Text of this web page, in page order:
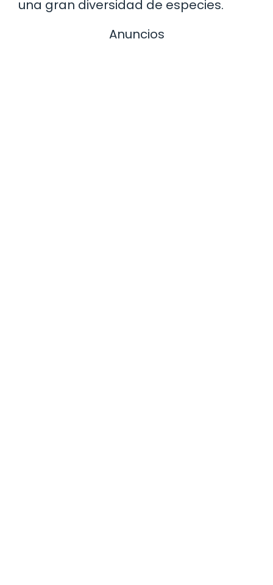
una gran diversidad de especies.
Anuncios